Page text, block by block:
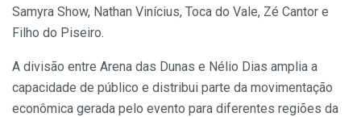
Samyra Show, Nathan Vinícius, Toca do Vale, Zé Cantor e
Filho do Piseiro.
A divisão entre Arena das Dunas e Nélio Dias amplia a
capacidade de público e distribui parte da movimentação
econômica gerada pelo evento para diferentes regiões da